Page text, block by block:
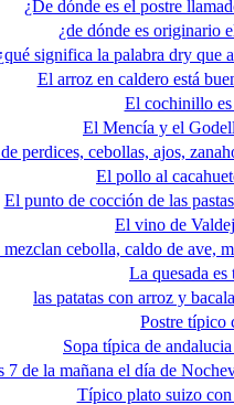
¿De dónde es el postre
¿de dónde es originario
significa la palabra dry que
El arroz en caldero está
El cochinillo
El Mencía y el
perdices, cebollas, ajos,
El pollo al
El punto de cocción de las
El vino de
cebolla, caldo de ave,
La quesada es
las patatas con arroz y
Postre típico
Sopa típica de
7 de la mañana el día de
Típico plato suizo con